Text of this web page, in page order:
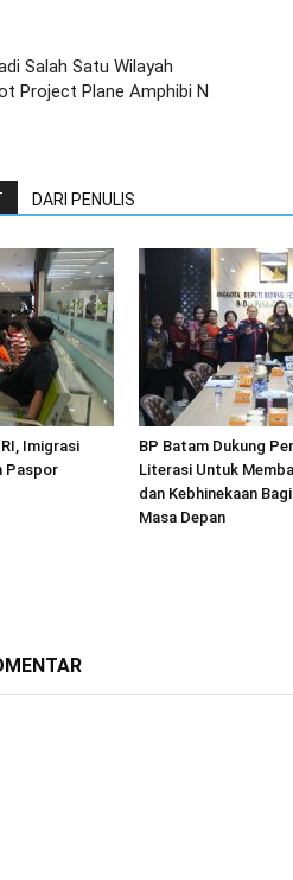
Salah Satu Wilayah
Project Plane Amphibi N
DARI PENULIS
Imigrasi
Paspor
BP Batam Dukung
Literasi Untuk
dan Kebhinekaan
Masa Depan